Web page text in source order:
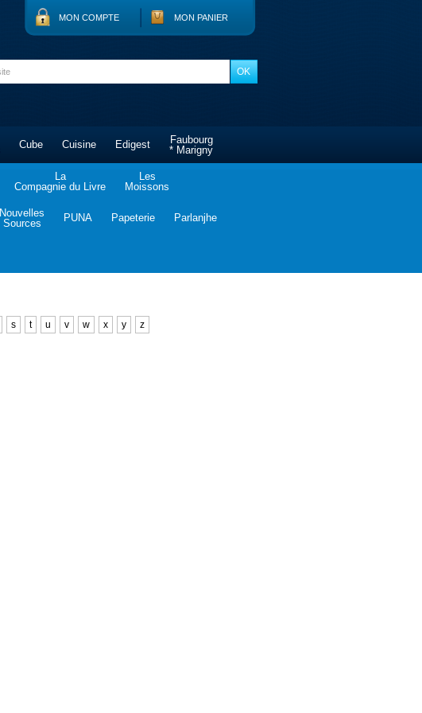
MON COMPTE MON PANIER
Cube Cuisine Edigest
Faubourg
* Marigny
La
Compagnie du Livre
Les
Moissons
Nouvelles
Sources
PUNA Papeterie Parlanjhe
s t u v w x y z